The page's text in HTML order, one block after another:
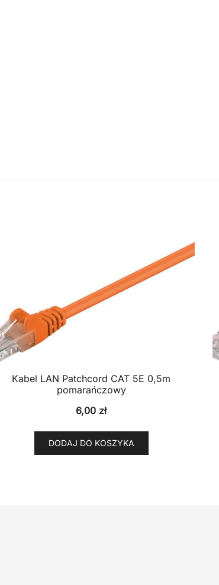
Kabel LAN Patchcord CAT 5E 0,5m
pomarańczowy
6,00 zł
DODAJ DO KOSZYKA